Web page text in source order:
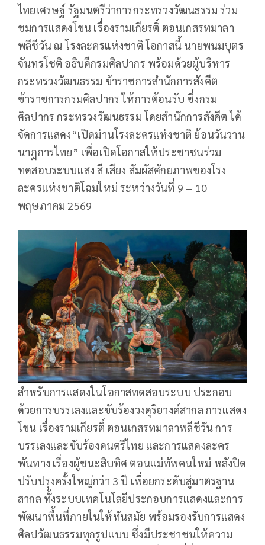
ไทยเศรษฐ์ รัฐมนตรีว่าการกระทรวงวัฒนธรรม ร่วม
ชมการแสดงโขน เรื่องรามเกียรติ์ ตอนเกสรทมาลา
พลีชีวัน ณ โรงละครแห่งชาติ โอกาสนี้ นายพนมบุตร
จันทรโชติ อธิบดีกรมศิลปากร พร้อมด้วยผู้บริหาร
กระทรวงวัฒนธรรม ข้าราชการสำนักการสังคีต
ข้าราชการกรมศิลปากร ให้การต้อนรับ ซึ่งกรม
ศิลปากร กระทรวงวัฒนธรรม โดยสำนักการสังคีต ได้
จัดการแสดง“เปิดม่านโรงละครแห่งชาติ ย้อนวันวาน
นาฏการไทย” เพื่อเปิดโอกาสให้ประชาชนร่วม
ทดสอบระบบแสง สี เสียง สัมผัสศักยภาพของโรง
ละครแห่งชาติโฉมใหม่ ระหว่างวันที่ 9 – 10
พฤษภาคม 2569
สำหรับการแสดงในโอกาสทดสอบระบบ ประกอบ
ด้วยการบรรเลงและขับร้องวงดุริยางค์สากล การแสดง
โขน เรื่องรามเกียรติ์ ตอนเกสรทมาลาพลีชีวัน การ
บรรเลงและขับร้องดนตรีไทย และการแสดงละคร
พันทาง เรื่องผู้ชนะสิบทิศ ตอนแม่ทัพคนใหม่ หลังปิด
ปรับปรุงครั้งใหญ่กว่า 3 ปี เพื่อยกระดับสู่มาตรฐาน
สากล ทั้งระบบเทคโนโลยีประกอบการแสดงและการ
พัฒนาพื้นที่ภายในให้ทันสมัย พร้อมรองรับการแสดง
ศิลปวัฒนธรรมทุกรูปแบบ ซึ่งมีประชาชนให้ความ